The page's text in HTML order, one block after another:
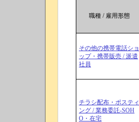
職種 / 雇用形態
その他の携帯電話ショ
ップ・携帯販売 / 派遣
社員
チラシ配布・ポスティ
ング / 業務委託-SOH
O・在宅